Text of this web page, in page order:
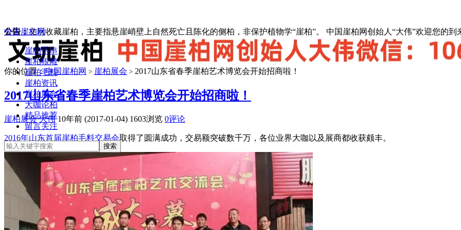
中国崖柏网
崖柏手串
崖柏根雕
崖柏毛料
崖柏资讯
崖柏展会
大咖论柏
精品推荐
留言关注
公告：文玩收藏崖柏，主要指悬崖峭壁上自然死亡且陈化的侧柏，非保护植物学“崖柏”。 中国崖柏网创始人“大伟”欢迎您的到
你的位置：中国崖柏网 > 崖柏展会 > 2017山东省春季崖柏艺术博览会开始招商啦！
2017山东省春季崖柏艺术博览会开始招商啦！
崖柏展会 大伟 10年前 (2017-01-04) 1603浏览 0评论
2016年山东首届崖柏毛料交易会取得了圆满成功，交易额突破数千万，各位业界大咖以及展商都收获颇丰。